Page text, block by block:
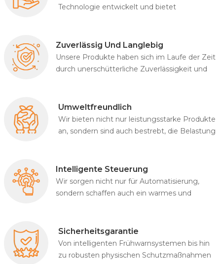
Technologie entwickelt und bietet
Zuverlässig Und Langlebig
Unsere Produkte haben sich im Laufe der Zeit
durch unerschütterliche Zuverlässigkeit und
Umweltfreundlich
Wir bieten nicht nur leistungsstarke Produkte
an, sondern sind auch bestrebt, die Belastung
Intelligente Steuerung
Wir sorgen nicht nur für Automatisierung,
sondern schaffen auch ein warmes und
Sicherheitsgarantie
Von intelligenten Frühwarnsystemen bis hin
zu robusten physischen Schutzmaßnahmen